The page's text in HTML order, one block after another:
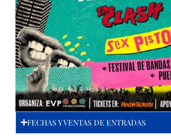
FECHAS Y VENTAS DE ENTRADAS